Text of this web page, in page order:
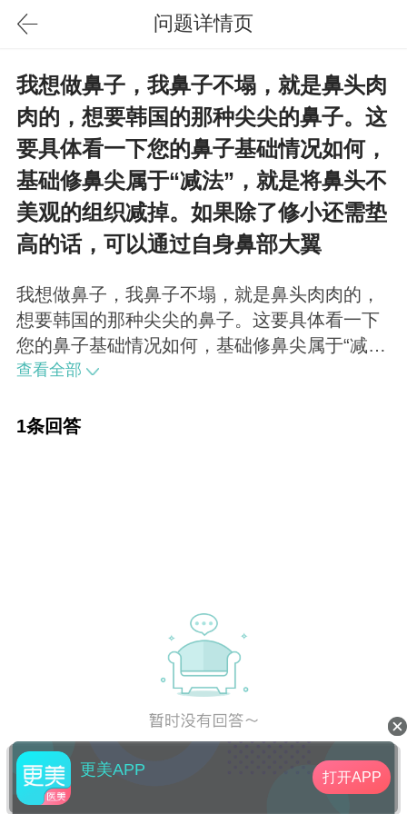
问题详情页
我想做鼻子，我鼻子不塌，就是鼻头肉
肉的，想要韩国的那种尖尖的鼻子。这
要具体看一下您的鼻子基础情况如何，
基础修鼻尖属于“减法”，就是将鼻头不
美观的组织减掉。如果除了修小还需垫
高的话，可以通过自身鼻部大翼
我想做鼻子，我鼻子不塌，就是鼻头肉肉的，
想要韩国的那种尖尖的鼻子。这要具体看一下
您的鼻子基础情况如何，基础修鼻尖属于“减
法”，就是将鼻头不美观的组织减掉。如果除了
骨调整或使用耳背软骨，假体和注射形式也可
查看全部
1条回答
更美APP 打开APP